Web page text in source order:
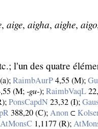
, aige, aigha, aighe, aigo
l'un des quatre
RaimbAurP 4,55 (M);
(M;‑gu‑);RaimbVaqL
PonsCapdN 23,32 (I);
388,20 (C);Anon ⊂
AtMonsC 1,1177 (R);